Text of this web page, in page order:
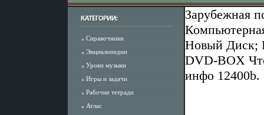
Справочники
Энциклопедии
Уроки музыки
Игры и задачи
Рабочие тетради
Атлас
Зарубежная
Новый Диск;
DVD-BOX
инфо 12400b.